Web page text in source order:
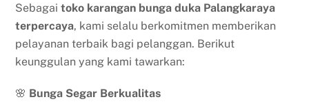
Sebagaitoko karangan bunga duka Palangkaraya
terpercaya, kami selalu berkomitmen memberikan
pelayanan terbaik bagi pelanggan. Berikut
keunggulan yang kami tawarkan:
🌸 Bunga Segar Berkualitas